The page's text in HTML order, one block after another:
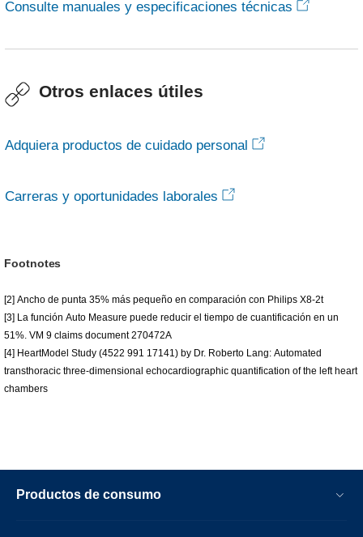
Consulte manuales y especificaciones técnicas
Otros enlaces útiles
Adquiera productos de cuidado personal
Carreras y oportunidades laborales
Footnotes
[2] Ancho de punta 35% más pequeño en comparación con Philips X8-2t
[3] La función Auto Measure puede reducir el tiempo de cuantificación en un
51%. VM 9 claims document 270472A
[4] HeartModel Study (4522 991 17141) by Dr. Roberto Lang: Automated
transthoracic three-dimensional echocardiographic quantification of the left heart
chambers
Productos de consumo